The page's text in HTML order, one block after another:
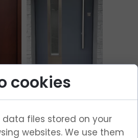
cookies
data files stored on your
websites. We use them